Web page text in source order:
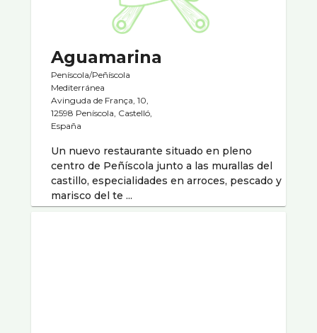
Aguamarina
Peníscola/Peñíscola
Mediterránea
Avinguda de França, 10,
12598 Peníscola, Castelló,
España
Un nuevo restaurante situado en pleno
centro de Peñíscola junto a las murallas del
castillo, especialidades en arroces, pescado y
marisco del te ...